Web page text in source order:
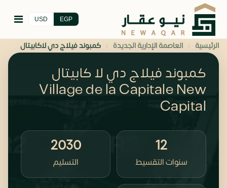
EGP
USD
الرئيسية › العاصمة الإدارية الجديدة › كمبوند فيلاج دي لاكابيتال
كمبوند فيلاج دي لا كابيتال
Village de la Capitale New
Capital
12
سنوات التقسيط
2030
التسليم